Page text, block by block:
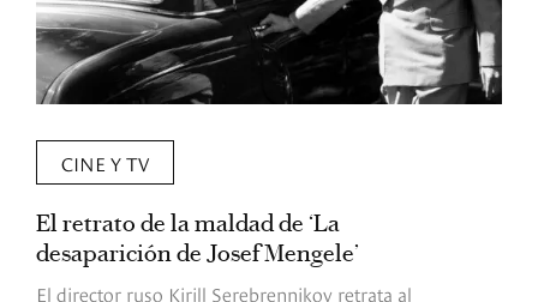
CINE Y TV
El retrato de la maldad de ‘La
desaparición de Josef Mengele’
El director ruso Kirill Serebrennikov retrata al